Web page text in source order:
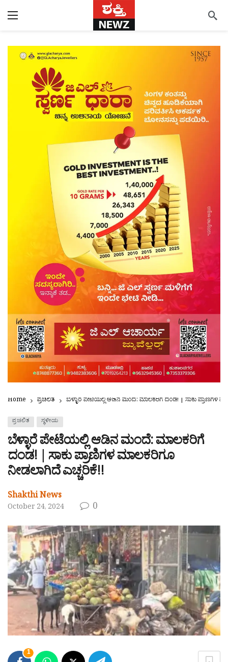
Home ಪ್ರಚಲಿತ ಬೆಳ್ಳಾರೆ ಪೇಟೆಯಲ್ಲಿ ಆಡಿನ ಮಂದೆ: ಮಾಲಕರಿಗೆ ದಂಡ! | ಸಾಕು ಪ್ರಾಣಿಗಳ
ಪ್ರಚಲಿತ ಸ್ಥಳೀಯ
ಬೆಳ್ಳಾರೆ ಪೇಟೆಯಲ್ಲಿ ಆಡಿನ ಮಂದೆ: ಮಾಲಕರಿಗೆ
ದಂಡ! | ಸಾಕು ಪ್ರಾಣಿಗಳ ಮಾಲಕರಿಗೂ
ನೀಡಲಾಗಿದೆ ಎಚ್ಚರಿಕೆ!!
Shakthi News
October 24, 2024 0
1